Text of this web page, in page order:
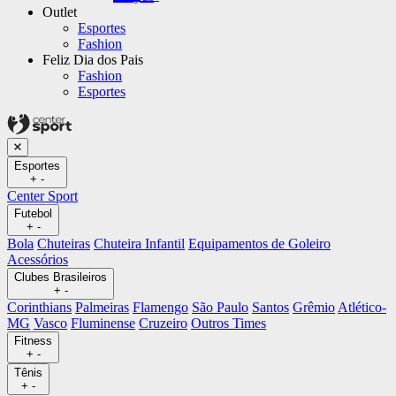
Outlet
Esportes
Fashion
Feliz Dia dos Pais
Fashion
Esportes
Esportes
+ -
Center Sport
Futebol
+ -
Bola Chuteiras Chuteira Infantil Equipamentos de Goleiro
Acessórios
Clubes Brasileiros
+ -
Corinthians Palmeiras Flamengo São Paulo Santos Grêmio Atlético-
MG Vasco Fluminense Cruzeiro Outros Times
Fitness
+ -
Tênis
+ -